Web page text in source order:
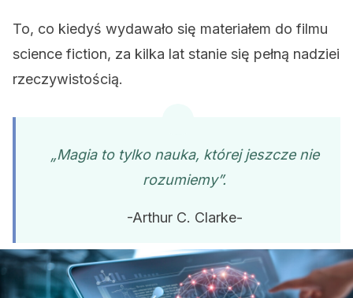
To, co kiedyś wydawało się materiałem do filmu
science fiction, za kilka lat stanie się pełną nadziei
rzeczywistością.
„Magia to tylko nauka, której jeszcze nie
rozumiemy”.
-Arthur C. Clarke-